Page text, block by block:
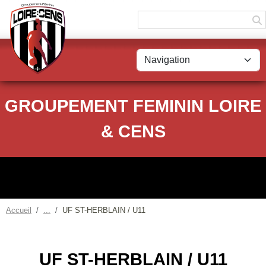
GROUPEMENT FEMININ LOIRE
& CENS
Accueil UF ST-HERBLAIN / U11
UF ST-HERBLAIN / U11
Panneau de gestion des cookies